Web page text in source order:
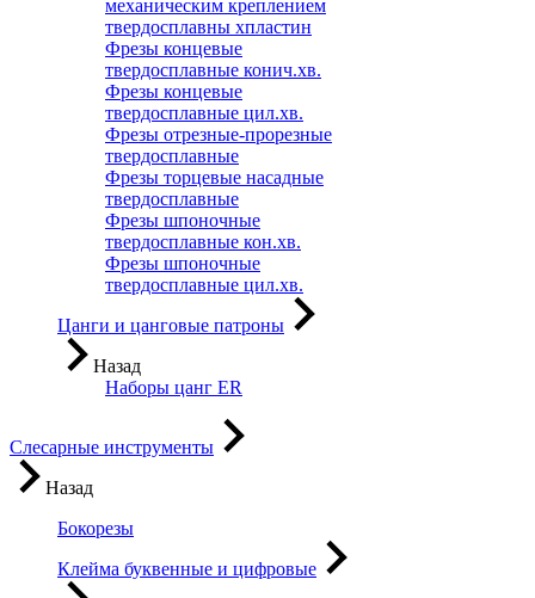
механическим креплением
твердосплавны хпластин
Фрезы концевые
твердосплавные конич.хв.
Фрезы концевые
твердосплавные цил.хв.
Фрезы отрезные-прорезные
твердосплавные
Фрезы торцевые насадные
твердосплавные
Фрезы шпоночные
твердосплавные кон.хв.
Фрезы шпоночные
твердосплавные цил.хв.
Цанги и цанговые патроны
Назад
Наборы цанг ER
Слесарные инструменты
Назад
Бокорезы
Клейма буквенные и цифровые